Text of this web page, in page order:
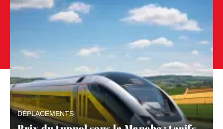
DÉPLACEMENTS
En savoir plus